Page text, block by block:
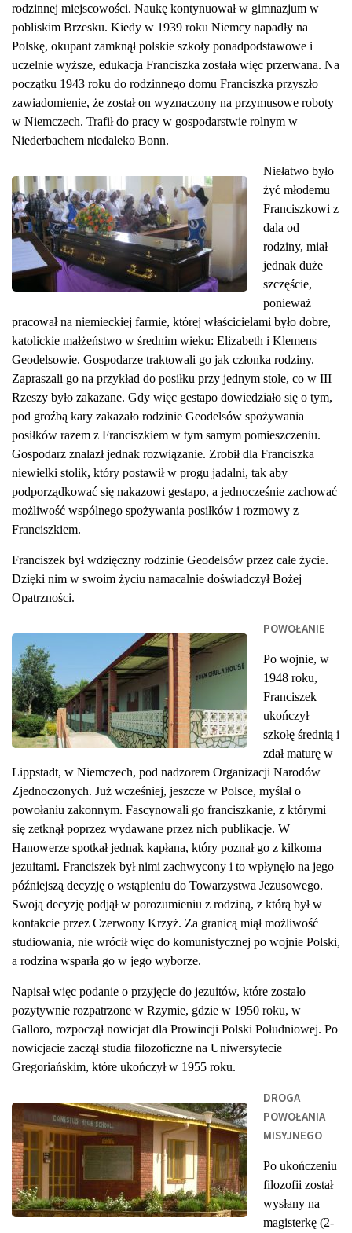
rodzinnej miejscowości. Naukę kontynuował w gimnazjum w
pobliskim Brzesku. Kiedy w 1939 roku Niemcy napadły na
Polskę, okupant zamknął polskie szkoły ponadpodstawowe i
uczelnie wyższe, edukacja Franciszka została więc przerwana. Na
początku 1943 roku do rodzinnego domu Franciszka przyszło
zawiadomienie, że został on wyznaczony na przymusowe roboty
w Niemczech. Trafił do pracy w gospodarstwie rolnym w
Niederbachem niedaleko Bonn.
Niełatwo było
żyć młodemu
Franciszkowi z
dala od
rodziny, miał
jednak duże
szczęście,
ponieważ
pracował na niemieckiej farmie, której właścicielami było dobre,
katolickie małżeństwo w średnim wieku: Elizabeth i Klemens
Geodelsowie. Gospodarze traktowali go jak członka rodziny.
Zapraszali go na przykład do posiłku przy jednym stole, co w III
Rzeszy było zakazane. Gdy więc gestapo dowiedziało się o tym,
pod groźbą kary zakazało rodzinie Geodelsów spożywania
posiłków razem z Franciszkiem w tym samym pomieszczeniu.
Gospodarz znalazł jednak rozwiązanie. Zrobił dla Franciszka
niewielki stolik, który postawił w progu jadalni, tak aby
podporządkować się nakazowi gestapo, a jednocześnie zachować
możliwość wspólnego spożywania posiłków i rozmowy z
Franciszkiem.
Franciszek był wdzięczny rodzinie Geodelsów przez całe życie.
Dzięki nim w swoim życiu namacalnie doświadczył Bożej
Opatrzności.
POWOŁANIE
Po wojnie, w
1948 roku,
Franciszek
ukończył
szkołę średnią i
zdał maturę w
Lippstadt, w Niemczech, pod nadzorem Organizacji Narodów
Zjednoczonych. Już wcześniej, jeszcze w Polsce, myślał o
powołaniu zakonnym. Fascynowali go franciszkanie, z którymi
się zetknął poprzez wydawane przez nich publikacje. W
Hanowerze spotkał jednak kapłana, który poznał go z kilkoma
jezuitami. Franciszek był nimi zachwycony i to wpłynęło na jego
późniejszą decyzję o wstąpieniu do Towarzystwa Jezusowego.
Swoją decyzję podjął w porozumieniu z rodziną, z którą był w
kontakcie przez Czerwony Krzyż. Za granicą miął możliwość
studiowania, nie wrócił więc do komunistycznej po wojnie Polski,
a rodzina wsparła go w jego wyborze.
Napisał więc podanie o przyjęcie do jezuitów, które zostało
pozytywnie rozpatrzone w Rzymie, gdzie w 1950 roku, w
Galloro, rozpoczął nowicjat dla Prowincji Polski Południowej. Po
nowicjacie zaczął studia filozoficzne na Uniwersytecie
Gregoriańskim, które ukończył w 1955 roku.
DROGA
POWOŁANIA
MISYJNEGO
Po ukończeniu
filozofii został
wysłany na
magisterkę (2-